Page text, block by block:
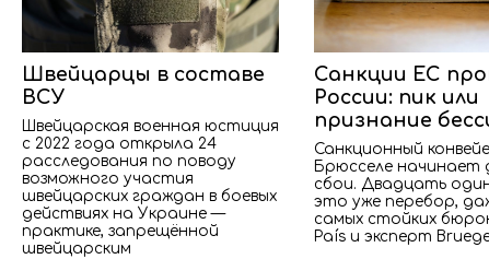
Швейцарцы в составе
ВСУ
Швейцарская военная юстиция
с 2022 года открыла 24
расследования по поводу
возможного участия
швейцарских граждан в боевых
действиях на Украине —
практике, запрещённой
швейцарским
Санкции ЕС
России: пик или
признание
Санкционный
Брюсселе начинает
сбои. Двадцать
это уже перебор,
самых стойких
País и эксперт